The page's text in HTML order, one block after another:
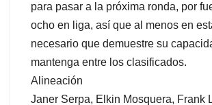
para pasar a la próxima ronda, por
ocho en liga, así que al menos en
necesario que demuestre su
mantenga entre los clasificados.
Alineación
Janer Serpa, Elkin Mosquera, Frank